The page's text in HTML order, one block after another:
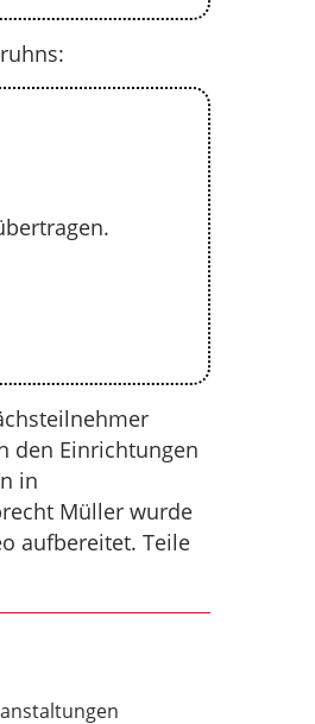
den Einrichtungen
in
Müller wurde
aufbereitet. Teile